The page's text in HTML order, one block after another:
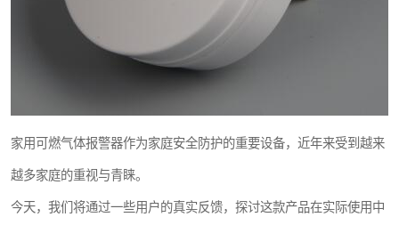
家用可燃气体报警器作为家庭安全防护的重要设备，近年来受到越来
越多家庭的重视与青睐。
今天，我们将通过一些用户的真实反馈，探讨这款产品在实际使用中